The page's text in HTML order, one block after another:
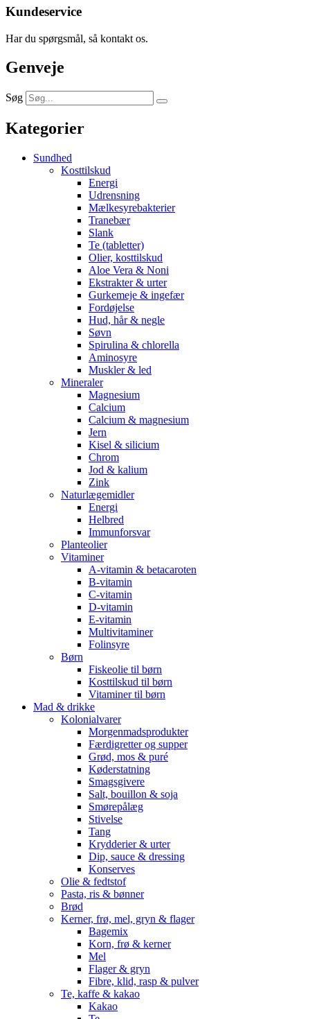
Kundeservice
Har du spørgsmål, så kontakt os.
Genveje
Søg
Kategorier
Sundhed
Kosttilskud
Energi
Udrensning
Mælkesyrebakterier
Tranebær
Slank
Te (tabletter)
Olier, kosttilskud
Aloe Vera & Noni
Ekstrakter & urter
Gurkemeje & ingefær
Fordøjelse
Hud, hår & negle
Søvn
Spirulina & chlorella
Aminosyre
Muskler & led
Mineraler
Magnesium
Calcium
Calcium & magnesium
Jern
Kisel & silicium
Chrom
Jod & kalium
Zink
Naturlægemidler
Energi
Helbred
Immunforsvar
Planteolier
Vitaminer
A-vitamin & betacaroten
B-vitamin
C-vitamin
D-vitamin
E-vitamin
Multivitaminer
Folinsyre
Børn
Fiskeolie til børn
Kosttilskud til børn
Vitaminer til børn
Mad & drikke
Kolonialvarer
Morgenmadsprodukter
Færdigretter og supper
Grød, mos & puré
Køderstatning
Smagsgivere
Salt, bouillon & soja
Smørepålæg
Stivelse
Tang
Krydderier & urter
Dip, sauce & dressing
Konserves
Olie & fedtstof
Pasta, ris & bønner
Brød
Kerner, frø, mel, gryn & flager
Bagemix
Korn, frø & kerner
Mel
Flager & gryn
Fibre, klid, rasp & pulver
Te, kaffe & kakao
Kakao